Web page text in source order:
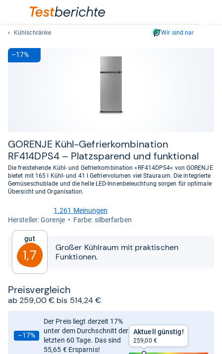
und
lassen
sich
mit
Kühlschränke Wir sind nachhaltig
–17%
GORENJE Kühl-​Gefrier­kom­bi­na­tion
RF414DPS4 – Platz­spa­rend und funk­tio­nal
Die freistehende Kühl- und Gefrierkombination »RF414DPS4« von GORENJE
bietet mit 165 l Kühl- und 41 l Gefriervolumen viel Stauraum. Die integrierte
Gemüseschublade und die helle LED-Innenbeleuchtung sorgen für optimale
Übersicht und Organisation.
von
Sternen
1.261 Meinungen
Her­stel­ler: Gorenje
Farbe: silberfarben
Gut
1,7
Großer Kühlraum mit praktischen
Funktionen.
Preis­ver­gleich
ab 259,00 € bis 514,24 €
–17%
Der Preis liegt derzeit 17%
unter dem Durchschnitt der
letzten 60 Tage. Das sind
55,65 € Ersparnis!
Aktuell günstig!
259,00 €